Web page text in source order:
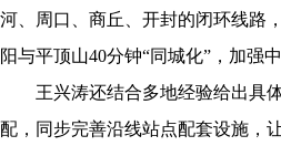
河、周口、商丘、开封的闭环线路
阳与平顶山40分钟“同城化”，加强
王兴涛还结合多地经验给出具体
配，同步完善沿线站点配套设施，